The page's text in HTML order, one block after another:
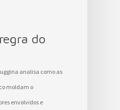
do
analisa como as
moldam o
envolvidos e